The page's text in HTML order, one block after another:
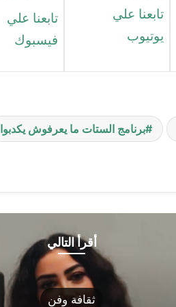
تابعنا علي
يوتيوب
تابعنا علي
فيسبوك
برنامج الستات ما يعرفوش يكدبوا
أقرأ التالي
ثقافة وفن